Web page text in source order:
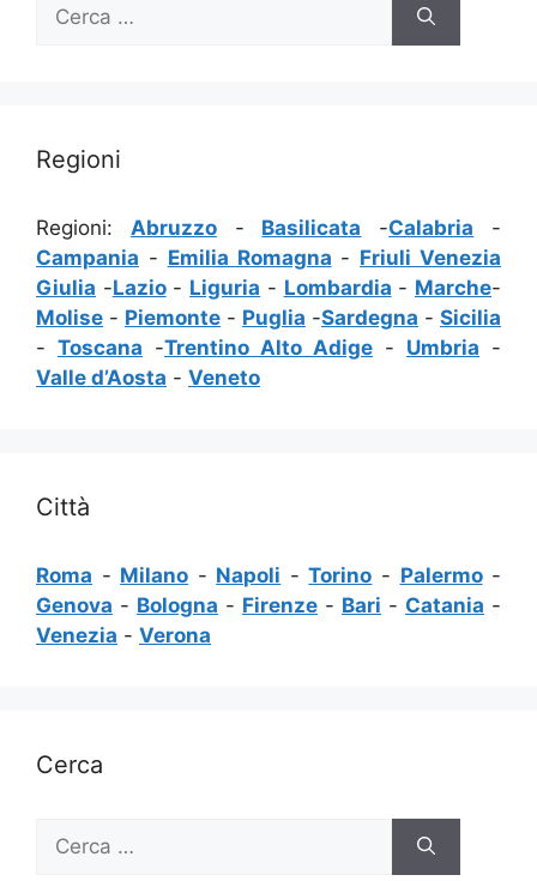
per:
Regioni
Regioni: Abruzzo- Basilicata -Calabria -
Campania - Emilia Romagna - Friuli Venezia
Giulia -Lazio- Liguria - Lombardia - Marche-
Molise - Piemonte - Puglia -Sardegna - Sicilia
- Toscana -Trentino Alto Adige - Umbria -
Valle d’Aosta - Veneto
Città
Roma - Milano - Napoli -Torino - Palermo-
Genova - Bologna - Firenze - Bari - Catania -
Venezia - Verona
Cerca
per: